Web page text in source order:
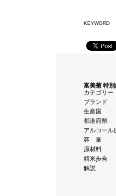
KEYWORD
富美菊 特
カテゴリー
ブランド
生産国
都道府県
アルコール
容 量
原材料
精米歩合
解説